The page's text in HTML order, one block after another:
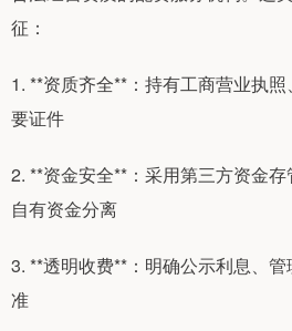
征：
1. **资质齐全**：持有工商营业执
要证件
2. **资金安全**：采用第三方资金
自有资金分离
3. **透明收费**：明确公示利息、
准